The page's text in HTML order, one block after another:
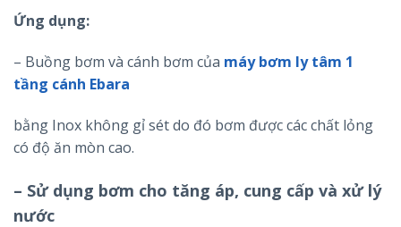
Ứng dụng:
– Buồng bơm và cánh bơm của máy bơm ly tâm 1
tầng cánh Ebara
bằng Inox không gỉ sét do đó bơm được các chất lỏng
có độ ăn mòn cao.
– Sử dụng bơm cho tăng áp, cung cấp và xử lý
nước